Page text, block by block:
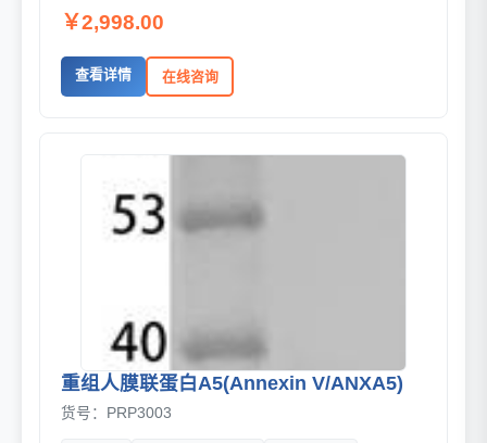
￥2,998.00
查看详情 在线咨询
重组人膜联蛋白A5(Annexin V/ANXA5)
货号：PRP3003